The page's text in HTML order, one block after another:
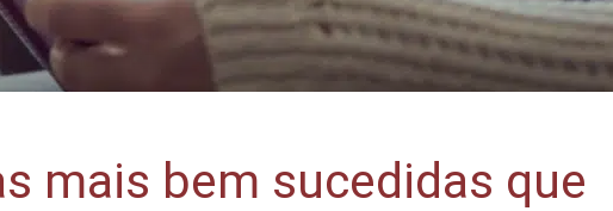
mais bem sucedidas que